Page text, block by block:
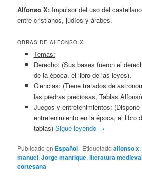
Alfonso X: Impulsor del uso del
entre cristianos, judíos y árabes.
OBRAS DE ALFONSO X
Temas:
Derecho: (Sus bases fueron el
de la época, el libro de las leyes).
Ciencias: (Tiene tratados de
las piedras preciosas, Tablas
Juegos y entretenimientos:
entretenimiento en la época, el libro
tablas) Sigue leyendo →
Publicado en Español | Etiquetado alfonso x
manuel,Jorge manrique,literatura
cortesana